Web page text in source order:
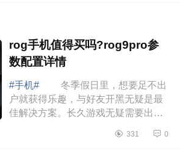
rog手机值得买吗?rog9pro参
数配置详情
#手机#
冬季假日里，想要足不出
户就获得乐趣，与好友开黑无疑是最
佳解决方案。长久游戏无疑需要出色
表现。作为目前开黑装备的独一档选
331 0